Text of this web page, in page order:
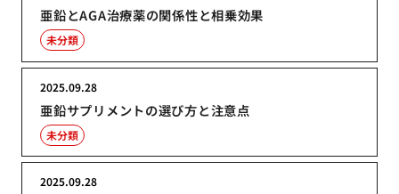
亜鉛とAGA治療薬の関係性と相乗効果
未分類
亜鉛サプリメントの選び方と注意点
2025.09.28
未分類
2025.09.28